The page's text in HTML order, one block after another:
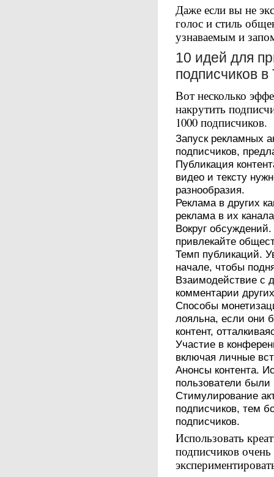
Даже если вы не
голос и стиль
узнаваемым и
10 идей для
подписчиков
Вот несколько
накрутить
1000 подписчиков.
Запуск рекламных
подписчиков,
Публикация
видео и тексту
разнообразия.
Реклама в других
реклама в их
Вокруг
привлекайте
Темп публикаций.
начале, чтобы
Взаимодействие с
комментарии
Способы
лояльна, если они
контент,
Участие в
включая личные
Анонсы контента.
пользователи
Стимулирование
подписчиков, тем
подписчиков.
Использовать
подписчиков